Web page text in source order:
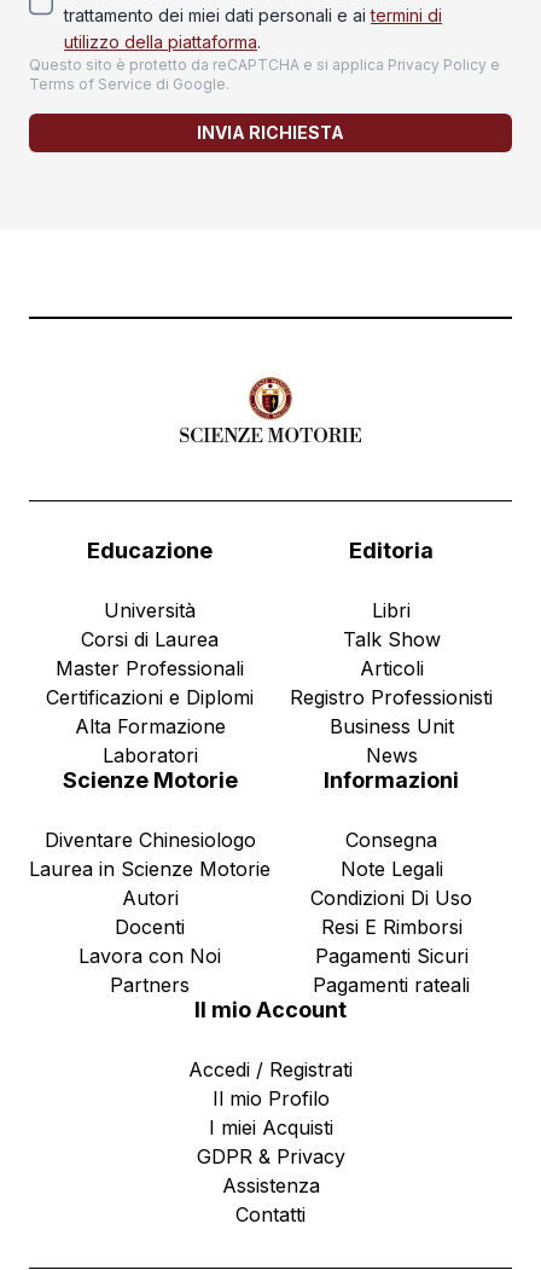
trattamento dei miei dati personali e ai termini di
utilizzo della piattaforma.
Questo sito è protetto da reCAPTCHA e si applica Privacy Policy e
Terms of Service di Google.
INVIA RICHIESTA
Educazione
Università
Corsi di Laurea
Master Professionali
Certificazioni e Diplomi
Alta Formazione
Laboratori
Editoria
Libri
Talk Show
Articoli
Registro Professionisti
Business Unit
News
Scienze Motorie
Diventare Chinesiologo
Laurea in Scienze Motorie
Autori
Docenti
Lavora con Noi
Partners
Informazioni
Consegna
Note Legali
Condizioni Di Uso
Resi E Rimborsi
Pagamenti Sicuri
Pagamenti rateali
Il mio Account
Accedi / Registrati
Il mio Profilo
I miei Acquisti
GDPR & Privacy
Assistenza
Contatti